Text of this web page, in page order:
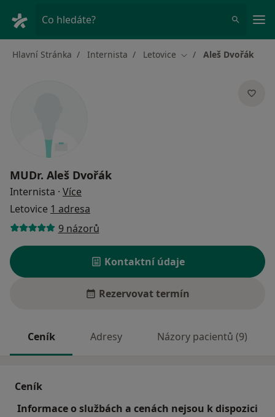
Co hledáte?
Hlavní Stránka Internista Letovice Změna města
Aleš Dvořák
MUDr. Aleš Dvořák
Internista · Více
Letovice 1 adresa
9 názorů
Kontaktní údaje
Rezervovat termín
Ceník Adresy Názory pacientů (9)
Ceník
Informace o službách a cenách nejsou k dispozici